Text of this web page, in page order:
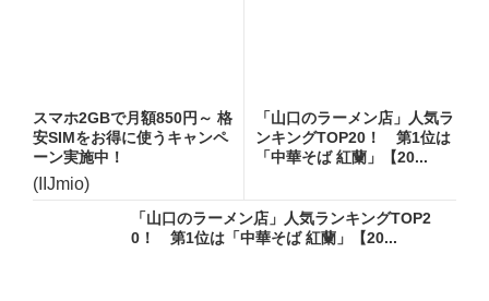
スマホ2GBで月額850円～ 格
安SIMをお得に使うキャンペ
ーン実施中！
(IIJmio)
「山口のラーメン店」人気ラ
ンキングTOP20！ 第1位は
「中華そば 紅蘭」【20...
「山口のラーメン店」人気ランキングTOP2
0！ 第1位は「中華そば 紅蘭」【20...